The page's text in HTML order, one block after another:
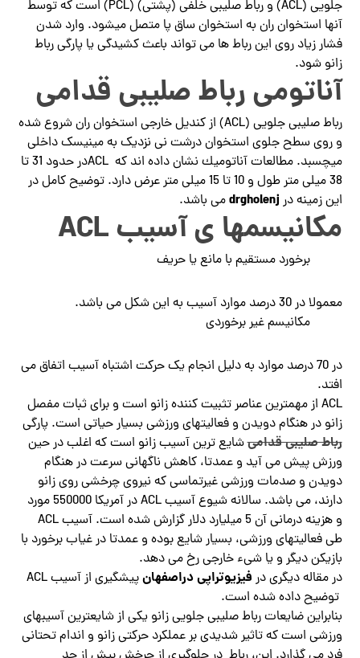
جلویی (ACL) و رباط صلیبی خلفی (پشتی) (PCL) است که توسط
آنها استخوان ران به استخوان ساق پا متصل می­شود. وارد شدن
فشار زیاد روی این رباط ها می تواند باعث کشیدگی یا پارگی رباط
زانو شود.
آناتومی رباط صلیبی قدامی
رباط صلیبی جلویی (ACL) از کندیل خارجی استخوان ران شروع شده
و روی سطح جلوی استخوان درشت نی نزدیک به مینیسک داخلی
می­چسبد. مطالعات آناتومیك نشان داده اند که ACLدر حدود 31 تا
38 میلی متر طول و 10 تا 15 میلی متر عرض دارد. توضیح کامل در
این زمینه در drgholenjمی باشد.
مکانیسم­ها ی آسیب ACL
برخورد مستقیم با مانع یا حریف
معمولا در 30 درصد موارد آسیب به این شکل می باشد.
مکانیسم غیر برخوردی
در 70 درصد موارد به دلیل انجام یک حرکت اشتباه آسیب اتفاق می
افتد.
ACL از مهمترین عناصر تثبیت کننده زانو است و برای ثبات مفصل
زانو در هنگام دویدن و فعالیت­های ورزشی بسیار حیاتی است. پارگی
رباط صلیبی قدامیشایع ترین آسیب زانو است که اغلب در حین
ورزش پیش می آید و عمدتا، کاهش ناگهانی سرعت در هنگام
دویدن و صدمات ورزشی غیرتماسی که نیروی چرخشی روی زانو
دارند، می باشد. سالانه شیوع آسیب ACL در آمریکا 550000 مورد
و هزینه درمانی آن 5 میلیارد دلار گزارش شده است. آسیب ACL
طی فعالیت­های ورزشی، بسیار شایع بوده و عمدتا در غیاب برخورد با
بازیکن دیگر و یا شیء خارجی رخ می دهد.
در مقاله دیگری در فیزیوتراپی دراصفهان
پیشگیری از آسیب ACL
توضیح داده شده است.
بنابراین ضایعات رباط صلیبی جلویی زانو یکی از شایعترین آسیبهای
ورزشی است که تاثیر شدیدی بر عملکرد حرکتی زانو و اندام تحتانی